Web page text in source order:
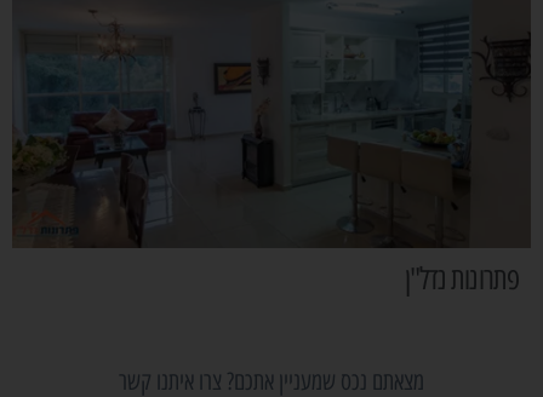
פתרונות נדל"ן
מצאתם נכס שמעניין אתכם? צרו איתנו קשר